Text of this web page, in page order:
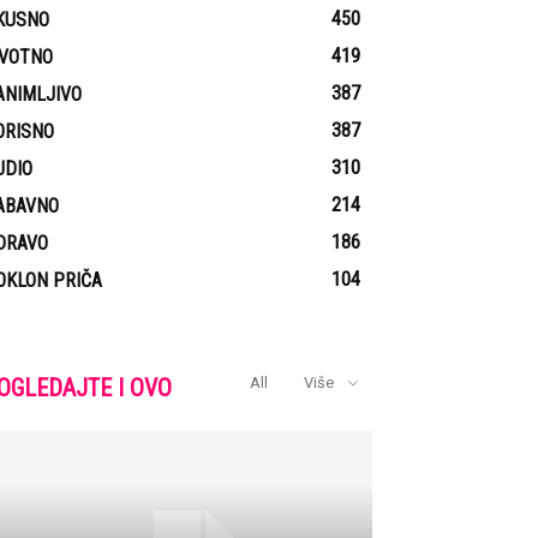
450
419
387
387
310
214
186
PRIČA
104
I OVO All Više